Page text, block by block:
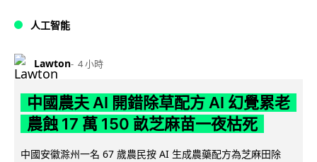
人工智能
Lawton 4 小時
中國農夫 AI 開錯除草配方 AI 幻覺累老
農蝕 17 萬 150 畝芝麻苗一夜枯死
中國安徽滁州一名 67 歲農民按 AI 生成農藥配方為芝麻田除